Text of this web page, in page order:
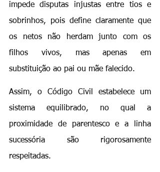
impede disputas injustas entre tios e
sobrinhos, pois define claramente que
os netos não herdam junto com os
filhos vivos, mas apenas em
substituição ao pai ou mãe falecido.
Assim, o Código Civil estabelece um
sistema equilibrado, no qual a
proximidade de parentesco e a linha
sucessória são rigorosamente
respeitadas.